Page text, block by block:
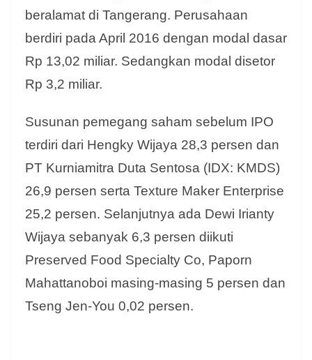
beralamat di Tangerang. Perusahaan
berdiri pada April 2016 dengan modal dasar
Rp 13,02 miliar. Sedangkan modal disetor
Rp 3,2 miliar.
Susunan pemegang saham sebelum IPO
terdiri dari Hengky Wijaya 28,3 persen dan
PT Kurniamitra Duta Sentosa (IDX: KMDS)
26,9 persen serta Texture Maker Enterprise
25,2 persen. Selanjutnya ada Dewi Irianty
Wijaya sebanyak 6,3 persen diikuti
Preserved Food Specialty Co, Paporn
Mahattanoboi masing-masing 5 persen dan
Tseng Jen-You 0,02 persen.